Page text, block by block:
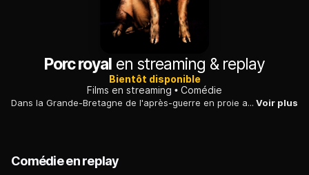
Porc royal en streaming & replay
Bientôt disponible
Films en streaming
Comédie
Dans la Grande-Bretagne de l'après-guerre en proie au rationnement, un timide pédicure décide de s'approprier un cochon engraissé par trois notables. Voir plus
Comédie en replay